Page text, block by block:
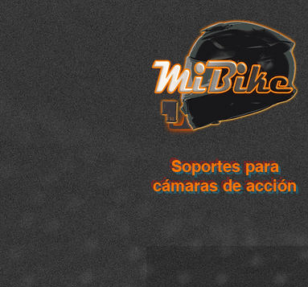
Soportes para
cámaras de acción